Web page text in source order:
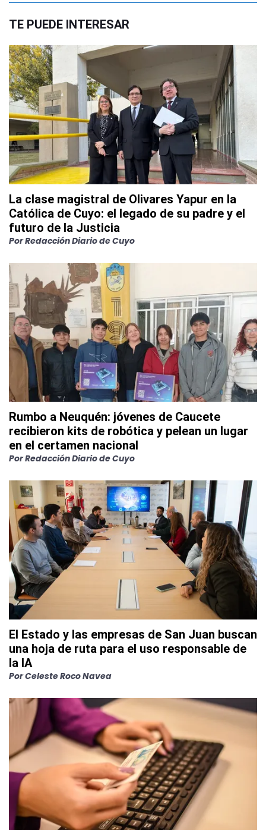
TE PUEDE INTERESAR
La clase magistral de Olivares Yapur en la
Católica de Cuyo: el legado de su padre y el
futuro de la Justicia
PorRedacción Diario de Cuyo
Rumbo a Neuquén: jóvenes de Caucete
recibieron kits de robótica y pelean un lugar
en el certamen nacional
PorRedacción Diario de Cuyo
El Estado y las empresas de San Juan buscan
una hoja de ruta para el uso responsable de
la IA
PorCeleste Roco Navea